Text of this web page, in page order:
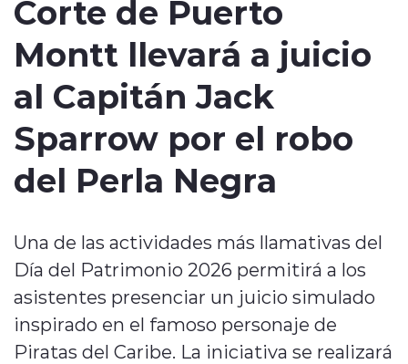
Tendencias
Deportes
Quienes Somos
Corte de Puerto
Montt llevará a juicio
al Capitán Jack
Sparrow por el robo
del Perla Negra
Una de las actividades más llamativas del
Día del Patrimonio 2026 permitirá a los
asistentes presenciar un juicio simulado
inspirado en el famoso personaje de
Piratas del Caribe. La iniciativa se realizará